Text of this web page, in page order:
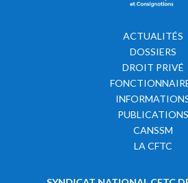
ACTUALITÉS
DOSSIERS
DROIT PRIVÉ
PUBLICATIONS
CANSSM
LA CFTC